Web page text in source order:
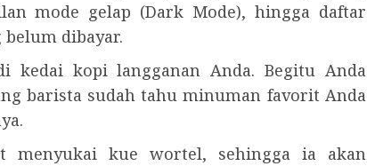
mode gelap (Dark Mode), hingga daftar
dibayar.
kedai kopi langganan Anda. Begitu Anda
barista sudah tahu minuman favorit Anda
menyukai kue wortel, sehingga ia akan